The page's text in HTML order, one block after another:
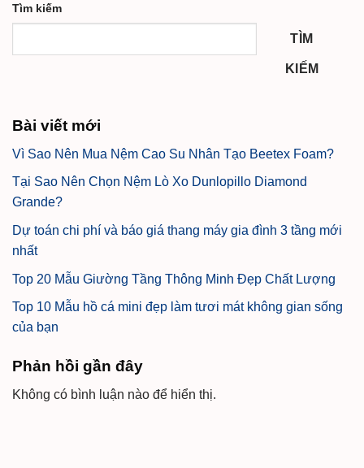
Tìm kiếm
TÌM
KIẾM
Bài viết mới
Vì Sao Nên Mua Nệm Cao Su Nhân Tạo Beetex Foam?
Tại Sao Nên Chọn Nệm Lò Xo Dunlopillo Diamond
Grande?
Dự toán chi phí và báo giá thang máy gia đình 3 tầng mới
nhất
Top 20 Mẫu Giường Tầng Thông Minh Đẹp Chất Lượng
Top 10 Mẫu hồ cá mini đẹp làm tươi mát không gian sống
của bạn
Phản hồi gần đây
Không có bình luận nào để hiển thị.